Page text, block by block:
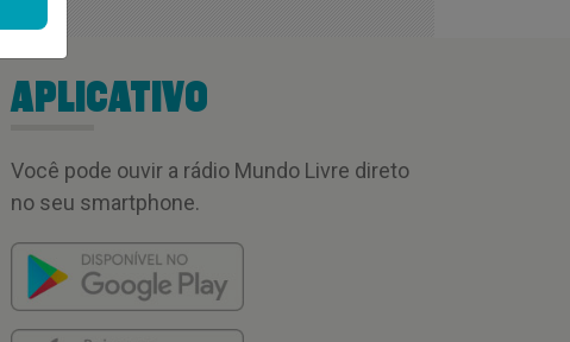
APLICATIVO
Você pode ouvir a rádio Mundo Livre direto
no seu smartphone.